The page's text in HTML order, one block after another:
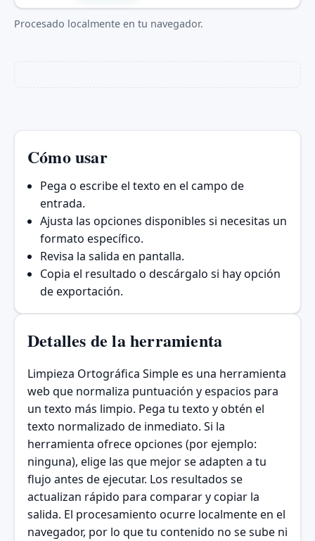
Procesado localmente en tu navegador.
Cómo usar
Pega o escribe el texto en el campo de
entrada.
Ajusta las opciones disponibles si necesitas un
formato específico.
Revisa la salida en pantalla.
Copia el resultado o descárgalo si hay opción
de exportación.
Detalles de la herramienta
Limpieza Ortográfica Simple es una herramienta
web que normaliza puntuación y espacios para
un texto más limpio. Pega tu texto y obtén el
texto normalizado de inmediato. Si la
herramienta ofrece opciones (por ejemplo:
ninguna), elige las que mejor se adapten a tu
flujo antes de ejecutar. Los resultados se
actualizan rápido para comparar y copiar la
salida. El procesamiento ocurre localmente en el
navegador, por lo que tu contenido no se sube ni